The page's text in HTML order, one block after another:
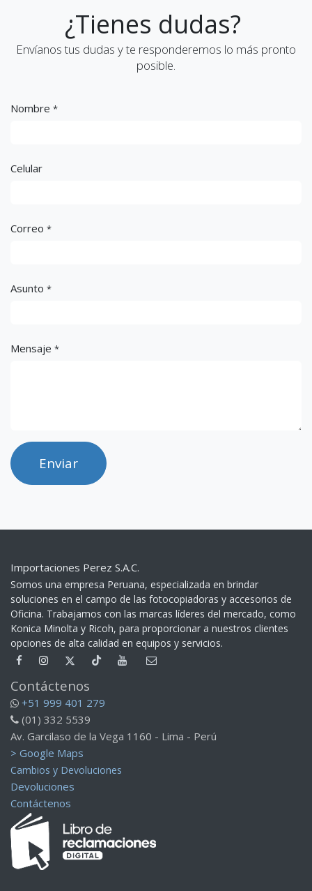
¿Tienes dudas?
Envíanos tus dudas y te responderemos lo más pronto
posible.
Nombre *
Celular
Correo *
Asunto *
Mensaje *
Enviar
Importaciones Perez S.A.C.
Somos una empresa Peruana, especializada en brindar
soluciones en el campo de las fotocopiadoras y accesorios de
Oficina. Trabajamos con las marcas líderes del mercado, como
Konica Minolta y Ricoh, para proporcionar a nuestros clientes
opciones de alta calidad en equipos y servicios.​
Contáctenos
+51 999 401 279
(01) 332 5539
Av. Garcilaso de la Vega 1160 - Lima - Perú
> Google Maps
Cambios y Devoluciones
Devoluciones
Contáctenos